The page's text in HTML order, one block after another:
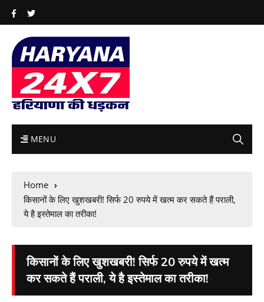
MENU
Home
किसानों के लिए खुशखबरी! सिर्फ 20 रुपये में खत्म कर सकते हैं पराली,
ये है इस्तेमाल का तरीका!
किसानों के लिए खुशखबरी! सिर्फ 20 रुपये में खत्म
कर सकते हैं पराली, ये है इस्तेमाल का तरीका!